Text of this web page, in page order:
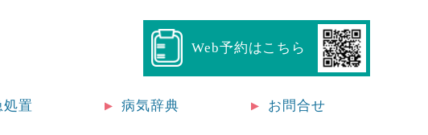
Web予約はこちら
処置 病気辞典 お問合せ